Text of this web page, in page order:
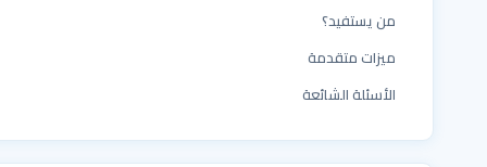
من يستفيد؟
ميزات متقدمة
الأسئلة الشائعة